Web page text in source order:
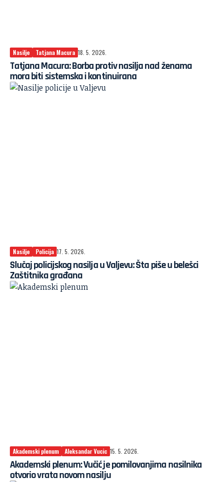
Nasilje Tatjana Macura 18. 5. 2026.
Tatjana Macura: Borba protiv nasilja nad ženama
mora biti sistemska i kontinuirana
Nasilje Policija 17. 5. 2026.
Slučaj policijskog nasilja u Valjevu: Šta piše u belešci
Zaštitnika građana
Akademski plenum Aleksandar Vucic 15. 5. 2026.
Akademski plenum: Vučić je pomilovanjima nasilnika
otvorio vrata novom nasilju